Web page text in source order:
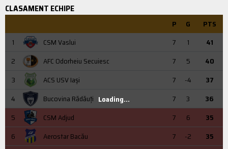
CLASAMENT ECHIPE
P G
PTS
1
CSM Vaslui 7 1
41
2
AFC Odorheiu Secuiesc 7 5
40
3
ACS USV Iaşi 7 -4
37
4
Bucovina Rădăuți 7 3
36
5
CSM Adjud 7 6
35
6
Aerostar Bacău 7 -2
35
Loading...